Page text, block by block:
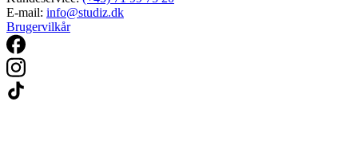
E-mail: info@studiz.dk
Brugervilkår